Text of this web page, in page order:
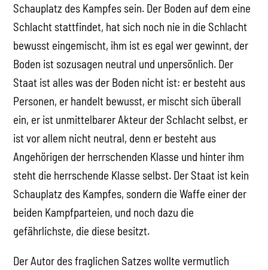
Schauplatz des Kampfes sein. Der Boden auf dem eine
Schlacht stattfindet, hat sich noch nie in die Schlacht
bewusst eingemischt, ihm ist es egal wer gewinnt, der
Boden ist sozusagen neutral und unpersönlich. Der
Staat ist alles was der Boden nicht ist: er besteht aus
Personen, er handelt bewusst, er mischt sich überall
ein, er ist unmittelbarer Akteur der Schlacht selbst, er
ist vor allem nicht neutral, denn er besteht aus
Angehörigen der herrschenden Klasse und hinter ihm
steht die herrschende Klasse selbst. Der Staat ist kein
Schauplatz des Kampfes, sondern die Waffe einer der
beiden Kampfparteien, und noch dazu die
gefährlichste, die diese besitzt.
Der Autor des fraglichen Satzes wollte vermutlich